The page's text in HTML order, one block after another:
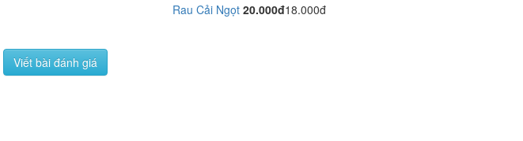
Rau Cải Ngọt 20.000đ18.000đ
Viết bài đánh giá